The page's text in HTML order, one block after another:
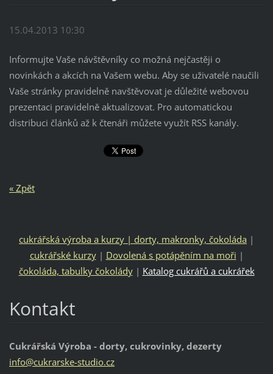
15.04.2013 10:30
Informujte Vaše návštěvníky co možná nejčastěji o
novinkách a akcích na Vašem webu. Aby se uživatelé naučili
Vaše stránky pravidelně navštěvovat je důležité webovou
prezentaci pravidelně aktualizovat. Pro automatickou
distribuci článků až k čtenáři můžete využít RSS kanály.
« Zpět
cukrářská výroba a kurzy | dorty, makronky, čokoláda |
cukrářské kurzy| Dovolená s potápěním na moři |
čokoláda, tabulky čokolády| Katalog cukrářů a cukrářek
Kontakt
Cukrářská Výroba - dorty, cukrovinky, dezerty
info@cukrarske-studio.cz